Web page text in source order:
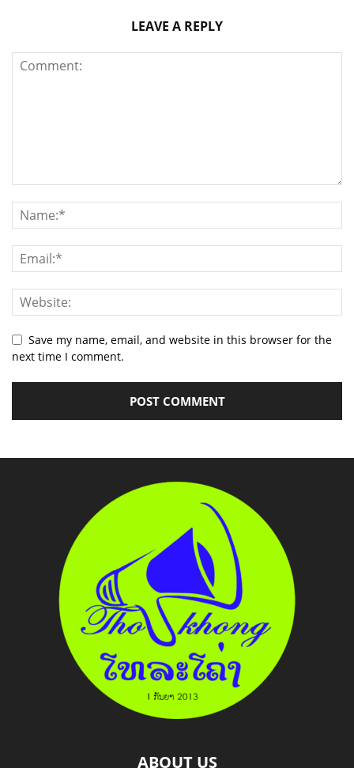
LEAVE A REPLY
Save my name, email, and website in this browser for the
next time I comment.
ABOUT US